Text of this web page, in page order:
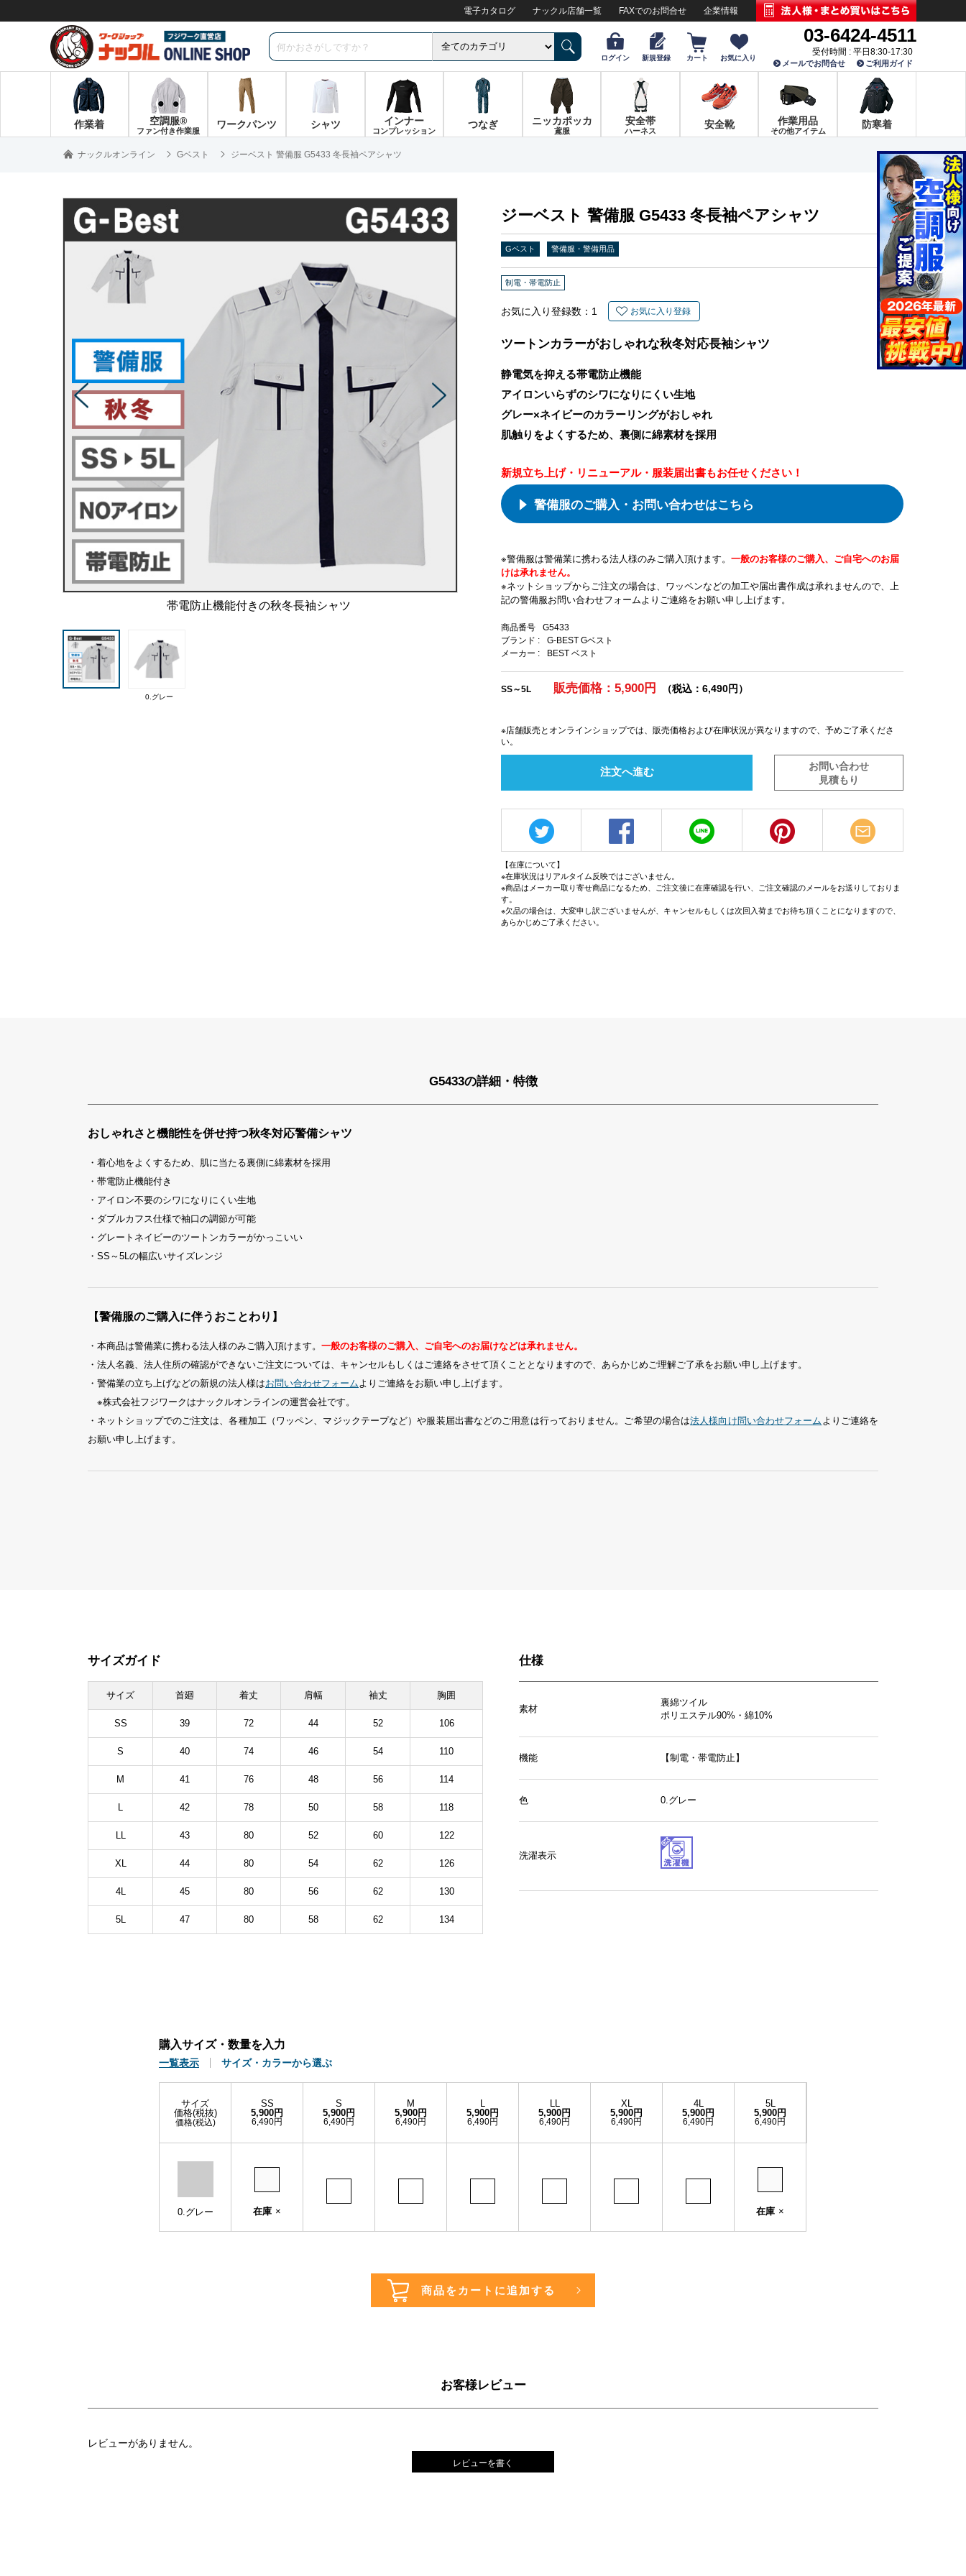
電子カタログ ナックル店舗一覧 FAXでのお問合せ 企業情報
ログイン 新規登録 カート お気に入り
03-6424-4511
受付時間 : 平日8:30-17:30
メールでお問合せ ご利用ガイド
作業着 空調服®
ファン付き作業服
ワークパンツ シャツ インナー
コンプレッション
つなぎ ニッカポッカ
鳶服
安全帯
ハーネス
安全靴 作業用品
その他アイテム
防寒着
ナックルオンライン Gベスト ジーベスト 警備服 G5433 冬長袖ペアシャツ
帯電防止機能付きの秋冬長袖シャツ
0.グレー
ジーベスト 警備服 G5433 冬長袖ペアシャツ
Gベスト 警備服・警備用品
制電・帯電防止
お気に入り登録数： 1 お気に入り登録
ツートンカラーがおしゃれな秋冬対応長袖シャツ
静電気を抑える帯電防止機能
アイロンいらずのシワになりにくい生地
グレー×ネイビーのカラーリングがおしゃれ
肌触りをよくするため、裏側に綿素材を採用
新規立ち上げ・リニューアル・服装届出書もお任せください！
警備服のご購入・お問い合わせはこちら
※警備服は警備業に携わる法人様のみご購入頂けます。 一般のお客様のご購入、ご自宅へのお届
けは承れません。
※ネットショップからご注文の場合は、ワッペンなどの加工や届出書作成は承れませんので、上
記の警備服お問い合わせフォームよりご連絡をお願い申し上げます。
商品番号
G5433
ブランド :
G-BEST Gベスト
メーカー :
BEST ベスト
SS～5L 販売価格：5,900円 （税込：6,490円）
※店舗販売とオンラインショップでは、販売価格および在庫状況が異なりますので、予めご了承くださ
い。
注文へ進む
お問い合わせ
見積もり
【在庫について】
※在庫状況はリアルタイム反映ではございません。
※商品はメーカー取り寄せ商品になるため、ご注文後に在庫確認を行い、ご注文確認のメールをお送りしておりま
す。
※欠品の場合は、大変申し訳ございませんが、キャンセルもしくは次回入荷までお待ち頂くことになりますので、
あらかじめご了承ください。
G5433の詳細・特徴
おしゃれさと機能性を併せ持つ秋冬対応警備シャツ
・着心地をよくするため、肌に当たる裏側に綿素材を採用
・帯電防止機能付き
・アイロン不要のシワになりにくい生地
・ダブルカフス仕様で袖口の調節が可能
・グレートネイビーのツートンカラーがかっこいい
・SS～5Lの幅広いサイズレンジ
【警備服のご購入に伴うおことわり】
・本商品は警備業に携わる法人様のみご購入頂けます。 一般のお客様のご購入、ご自宅へのお届けなどは承れません。
・法人名義、法人住所の確認ができないご注文については、キャンセルもしくはご連絡をさせて頂くこととなりますので、あらかじめご理解ご了承をお願い申し上げます。
・警備業の立ち上げなどの新規の法人様はお問い合わせフォームよりご連絡をお願い申し上げます。
※株式会社フジワークはナックルオンラインの運営会社です。
・ネットショップでのご注文は、各種加工（ワッペン、マジックテープなど）や服装届出書などのご用意は行っておりません。ご希望の場合は法人様向け問い合わせフォーム よりご連絡を
お願い申し上げます。
サイズガイド
サイズ 首廻 着丈 肩幅 袖丈 胸囲
SS 39 72 44 52 106
S 40 74 46 54 110
M 41 76 48 56 114
L 42 78 50 58 118
LL 43 80 52 60 122
XL 44 80 54 62 126
4L 45 80 56 62 130
5L 47 80 58 62 134
仕様
素材
裏綿ツイル
ポリエステル90%・綿10%
機能 【制電・帯電防止】
色 0.グレー
洗濯表示
購入サイズ・数量を入力
一覧表示 サイズ・カラーから選ぶ
サイズ
価格(税抜)
価格(税込)
SS
5,900円
6,490円
S
5,900円
6,490円
M
5,900円
6,490円
L
5,900円
6,490円
LL
5,900円
6,490円
XL
5,900円
6,490円
4L
5,900円
6,490円
5L
5,900円
6,490円
0.グレー 在庫 × 在庫 ×
お客様レビュー
レビューがありません。
レビューを書く